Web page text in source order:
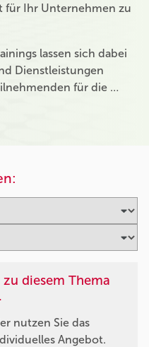
für Ihr Unternehmen zu
lassen sich dabei
Dienstleistungen
für die …
diesem Thema
nutzen Sie das
Angebot.